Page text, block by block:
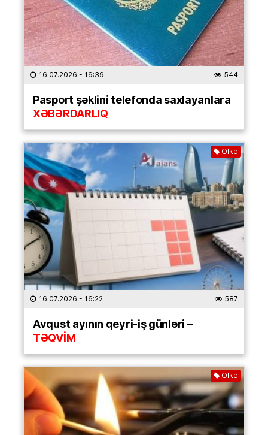
16.07.2026 - 19:39 544
Pasport şəklini telefonda saxlayanlara
XƏBƏRDARLIQ
Ölkə
16.07.2026 - 16:22 587
Avqust ayının qeyri-iş günləri –
TƏQVİM
Ölkə